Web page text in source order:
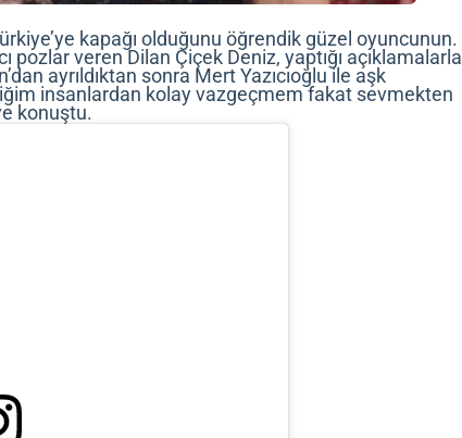
kapağı olduğunu öğrendik güzel oyuncunun.
pozlar veren Dilan Çiçek Deniz, yaptığı açıklamalarla
ayrıldıktan sonra Mert Yazıcıoğlu ile aşk
insanlardan kolay vazgeçmem fakat sevmekten
konuştu.